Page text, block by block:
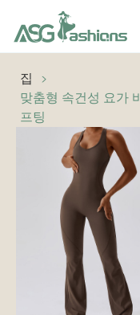
집
>
맞춤형 속건성 요가
프팅